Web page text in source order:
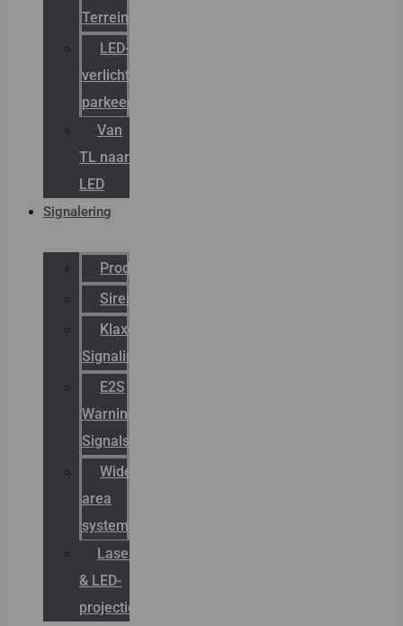
Terreinverlichting
LED-
verlichting
parkeergarage
Van
TL naar
LED
Signalering
Productcatalogus
Sirena
Klaxon
Signaling
E2S
Warning
Signals
Wide
area
systemen
Laserbelijning
& LED-
projectie